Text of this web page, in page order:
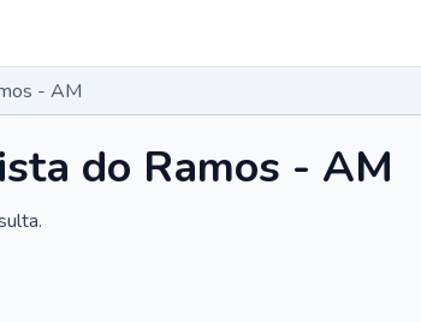
- AM
do Ramos - AM